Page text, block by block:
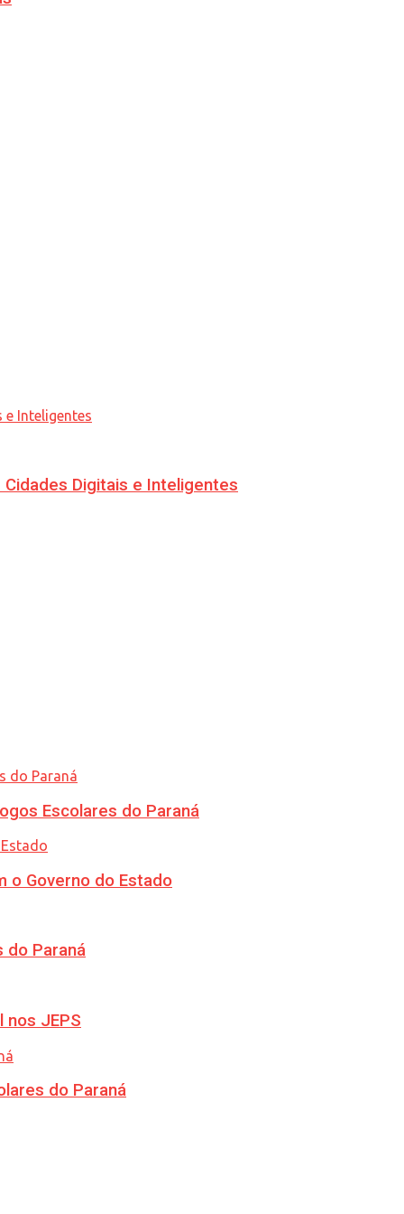
Digitais e Inteligentes
Escolares do Paraná
o Governo do Estado
do Paraná
JEPS
do Paraná